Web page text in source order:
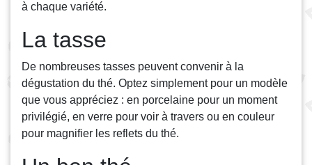
à chaque variété.
La tasse
De nombreuses tasses peuvent convenir à la
dégustation du thé. Optez simplement pour un modèle
que vous appréciez : en porcelaine pour un moment
privilégié, en verre pour voir à travers ou en couleur
pour magnifier les reflets du thé.